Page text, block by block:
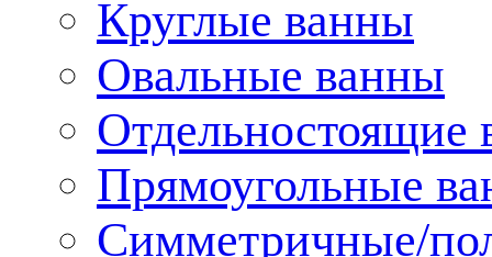
Круглые ванны
Овальные ванны
Отдельностоящие
Прямоугольные
Симметричные/